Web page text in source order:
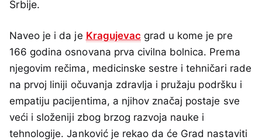
Srbije.
Naveo je i da je Kragujevac grad u kome je pre
166 godina osnovana prva civilna bolnica. Prema
njegovim rečima, medicinske sestre i tehničari rade
na prvoj liniji očuvanja zdravlja i pružaju podršku i
empatiju pacijentima, a njihov značaj postaje sve
veći i složeniji zbog brzog razvoja nauke i
tehnologije. Janković je rekao da će Grad nastaviti